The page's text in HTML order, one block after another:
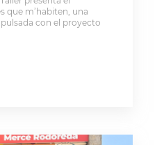
que m’habiten, una
con el proyecto